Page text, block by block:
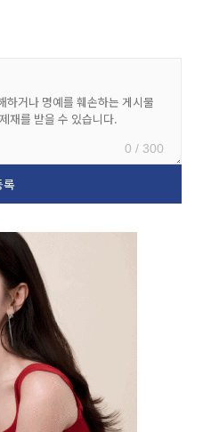
0 / 300